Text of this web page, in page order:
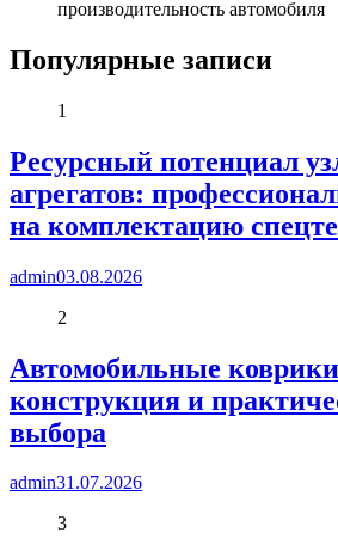
производительность автомобиля
Популярные записи
1
Ресурсный потенциал
агрегатов:
на комплектацию
admin03.08.2026
2
Автомобильные
конструкция и
выбора
admin31.07.2026
3